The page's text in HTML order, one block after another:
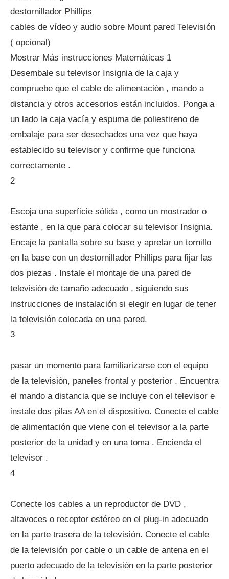
destornillador Phillips
cables de vídeo y audio sobre Mount pared Televisión
( opcional)
Mostrar Más instrucciones Matemáticas 1
Desembale su televisor Insignia de la caja y
compruebe que el cable de alimentación , mando a
distancia y otros accesorios están incluidos. Ponga a
un lado la caja vacía y espuma de poliestireno de
embalaje para ser desechados una vez que haya
establecido su televisor y confirme que funciona
correctamente .
2
Escoja una superficie sólida , como un mostrador o
estante , en la que para colocar su televisor Insignia.
Encaje la pantalla sobre su base y apretar un tornillo
en la base con un destornillador Phillips para fijar las
dos piezas . Instale el montaje de una pared de
televisión de tamaño adecuado , siguiendo sus
instrucciones de instalación si elegir en lugar de tener
la televisión colocada en una pared.
3
pasar un momento para familiarizarse con el equipo
de la televisión, paneles frontal y posterior . Encuentra
el mando a distancia que se incluye con el televisor e
instale dos pilas AA en el dispositivo. Conecte el cable
de alimentación que viene con el televisor a la parte
posterior de la unidad y en una toma . Encienda el
televisor .
4
Conecte los cables a un reproductor de DVD ,
altavoces o receptor estéreo en el plug-in adecuado
en la parte trasera de la televisión. Conecte el cable
de la televisión por cable o un cable de antena en el
puerto adecuado de la televisión en la parte posterior